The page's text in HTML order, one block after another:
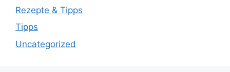
Rezepte & Tipps
Tipps
Uncategorized